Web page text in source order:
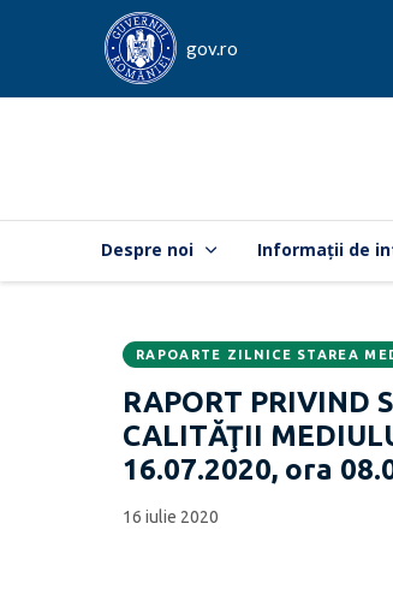
gov.ro
Despre noi Informații de
CATEGORIA:
RAPOARTE ZILNICE STAREA
RAPORT PRIVIND
CALITĂŢII
16.07.2020, ora
Data
publicării:
16 iulie 2020